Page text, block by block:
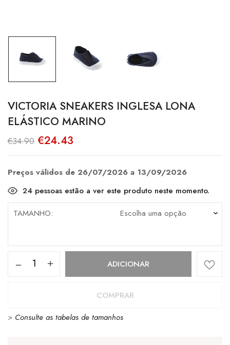
VICTORIA SNEAKERS INGLESA LONA
ELÁSTICO MARINO
€34.90 O
preço
original
€34.90.
€24.43
atual
€24.43.
Preços válidos de 26/07/2026 a 13/09/2026
24 pessoas estão a ver este produto neste momento.
TAMANHO
Quantidade
Inglesa
ADICIONAR
COMPRAR
> Consulte as tabelas de tamanhos